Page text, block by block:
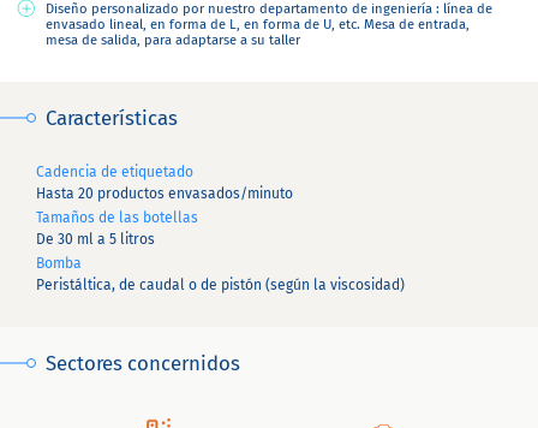
Diseño personalizado por nuestro departamento de ingeniería : línea de
envasado lineal, en forma de L, en forma de U, etc. Mesa de entrada,
mesa de salida, para adaptarse a su taller
Características
Cadencia de etiquetado
Hasta 20 productos envasados/minuto
Tamaños de las botellas
De 30 ml a 5 litros
Bomba
Peristáltica, de caudal o de pistón (según la viscosidad)
Sectores concernidos